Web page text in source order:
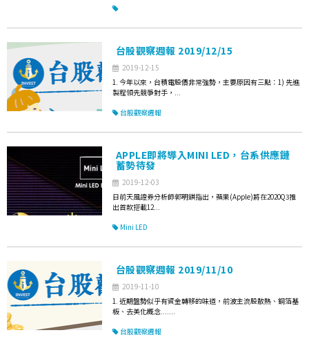
台股觀察週報 2019/12/15
2019-12-15
1. 今年以來，台積電股價非常強勢，主要原因有三點：1) 先進
製程領先競爭對手，...
台股觀察週報
APPLE即將導入MINI LED，台系供應鏈
蓄勢待發
2019-12-03
日前天風證券分析師郭明錤指出，蘋果(Apple)將在2020Q3推
出首款搭載12...
Mini LED
台股觀察週報 2019/11/10
2019-11-10
1. 近期盤勢似乎有資金轉移的味道，前波主流股散熱、銅箔基
板、去美化概念.......
台股觀察週報